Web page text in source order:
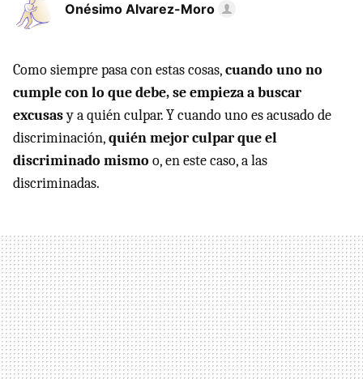
Onésimo Alvarez-Moro
Como siempre pasa con estas cosas,cuando uno no
cumple con lo que debe, se empieza a buscar
excusasy a quién culpar. Y cuando uno es acusado de
discriminación,quién mejor culpar que el
discriminado mismo o, en este caso, a las
discriminadas.